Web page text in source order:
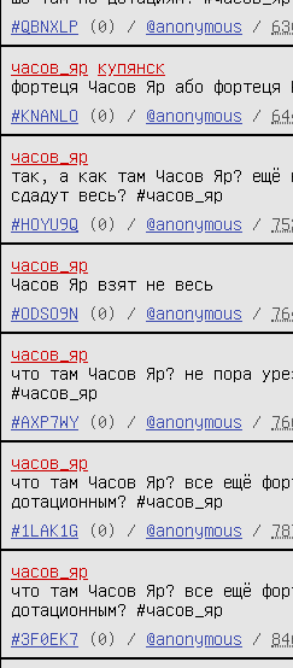
#QBNXLP
(0) / @anonymous /
часов_яр
купянск
фортеця Часов Яр або фортеця
#KNANLO
(0) / @anonymous /
часов_яр
так, а как там Часов Яр? ещё
сдадут весь? #часов_яр
#HOYU9Q
(0) / @anonymous /
часов_яр
Часов Яр взят не весь
#ODSO9N
(0) / @anonymous /
часов_яр
что там Часов Яр? не пора
#часов_яр
#AXP7WY
(0) / @anonymous /
часов_яр
что там Часов Яр? все ещё
дотационным? #часов_яр
#1LAK1G
(0) / @anonymous /
часов_яр
что там Часов Яр? все ещё
дотационным? #часов_яр
#3F0EK7
(0) / @anonymous /